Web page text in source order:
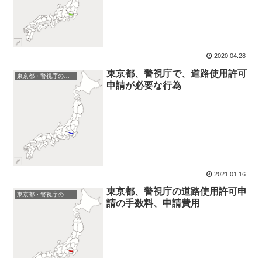
2020.04.28
東京都・警視庁の道路使用許可申請
東京都、警視庁で、道路使用許可
申請が必要な行為
2021.01.16
東京都・警視庁の道路使用許可申請
東京都、警視庁の道路使用許可申
請の手数料、申請費用